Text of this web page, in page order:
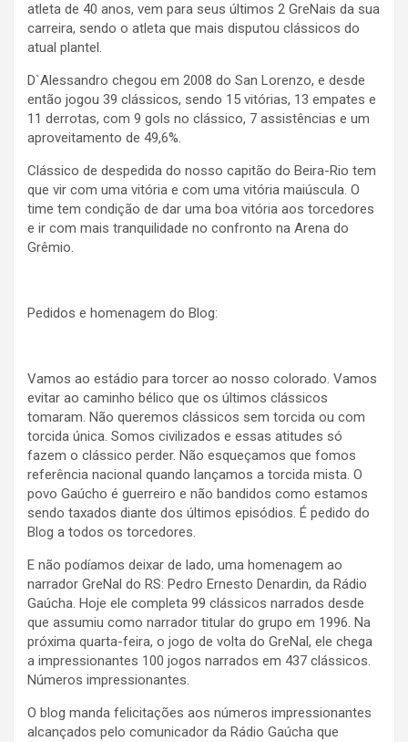
atleta de 40 anos, vem para seus últimos 2 GreNais da sua
carreira, sendo o atleta que mais disputou clássicos do
atual plantel.
D`Alessandro chegou em 2008 do San Lorenzo, e desde
então jogou 39 clássicos, sendo 15 vitórias, 13 empates e
11 derrotas, com 9 gols no clássico, 7 assistências e um
aproveitamento de 49,6%.
Clássico de despedida do nosso capitão do Beira-Rio tem
que vir com uma vitória e com uma vitória maiúscula. O
time tem condição de dar uma boa vitória aos torcedores
e ir com mais tranquilidade no confronto na Arena do
Grêmio.
Pedidos e homenagem do Blog:
Vamos ao estádio para torcer ao nosso colorado. Vamos
evitar ao caminho bélico que os últimos clássicos
tomaram. Não queremos clássicos sem torcida ou com
torcida única. Somos civilizados e essas atitudes só
fazem o clássico perder. Não esqueçamos que fomos
referência nacional quando lançamos a torcida mista. O
povo Gaúcho é guerreiro e não bandidos como estamos
sendo taxados diante dos últimos episódios. É pedido do
Blog a todos os torcedores.
E não podíamos deixar de lado, uma homenagem ao
narrador GreNal do RS: Pedro Ernesto Denardin, da Rádio
Gaúcha. Hoje ele completa 99 clássicos narrados desde
que assumiu como narrador titular do grupo em 1996. Na
próxima quarta-feira, o jogo de volta do GreNal, ele chega
a impressionantes 100 jogos narrados em 437 clássicos.
Números impressionantes.
O blog manda felicitações aos números impressionantes
alcançados pelo comunicador da Rádio Gaúcha que